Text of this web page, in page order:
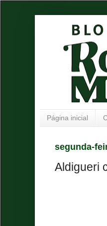
Página inicial
segunda-
Aldigueri